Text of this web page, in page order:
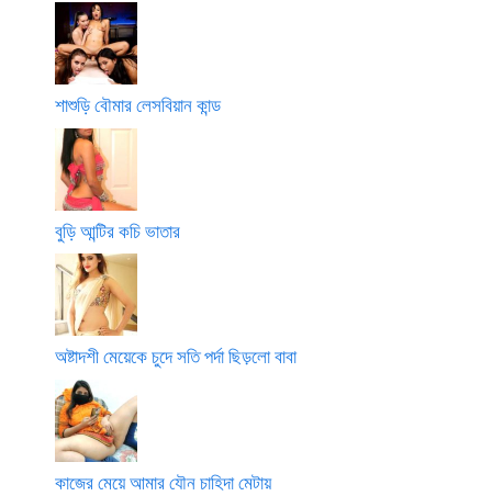
শাশুড়ি বৌমার লেসবিয়ান কান্ড
বুড়ি আন্টির কচি ভাতার
অষ্টাদশী মেয়েকে চুদে সতি পর্দা ছিড়লো বাবা
কাজের মেয়ে আমার যৌন চাহিদা মেটায়